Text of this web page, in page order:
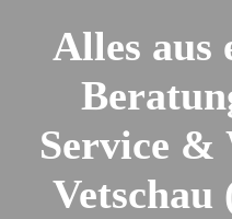
Alles aus
Service
Vetschau